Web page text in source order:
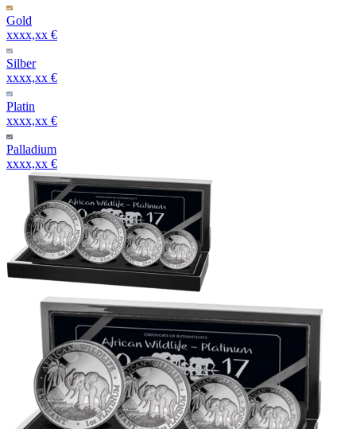
Gold
xxxx,xx €
Silber
xxxx,xx €
Platin
xxxx,xx €
Palladium
xxxx,xx €